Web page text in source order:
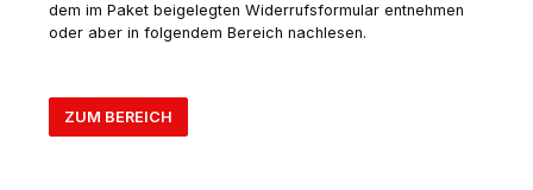
dem im Paket beigelegten Widerrufsformular entnehmen
oder aber in folgendem Bereich nachlesen.
ZUM BEREICH